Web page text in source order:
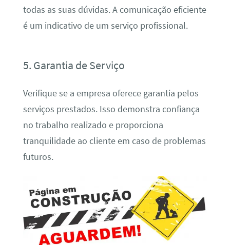
todas as suas dúvidas. A comunicação eficiente
é um indicativo de um serviço profissional.
5. Garantia de Serviço
Verifique se a empresa oferece garantia pelos
serviços prestados. Isso demonstra confiança
no trabalho realizado e proporciona
tranquilidade ao cliente em caso de problemas
futuros.